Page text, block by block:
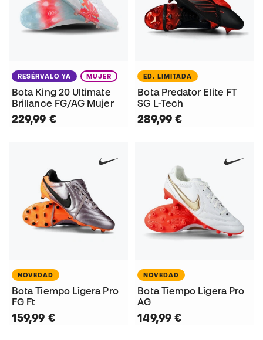
RESÉRVALO YA MUJER
Bota King 20 Ultimate
Brillance FG/AG Mujer
229,99 €
ED. LIMITADA
Bota Predator Elite FT
SG L-Tech
289,99 €
NOVEDAD
Bota Tiempo Ligera Pro
FG Ft
159,99 €
NOVEDAD
Bota Tiempo Ligera Pro
AG
149,99 €